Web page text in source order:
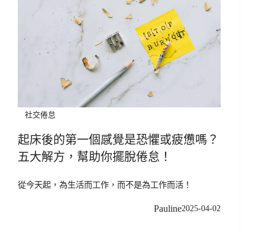
社交倦怠
起床後的第一個感覺是恐懼或疲憊嗎？
五大解方，幫助你擺脫倦怠！
從今天起，為生活而工作，而不是為工作而活！
Pauline2025-04-02